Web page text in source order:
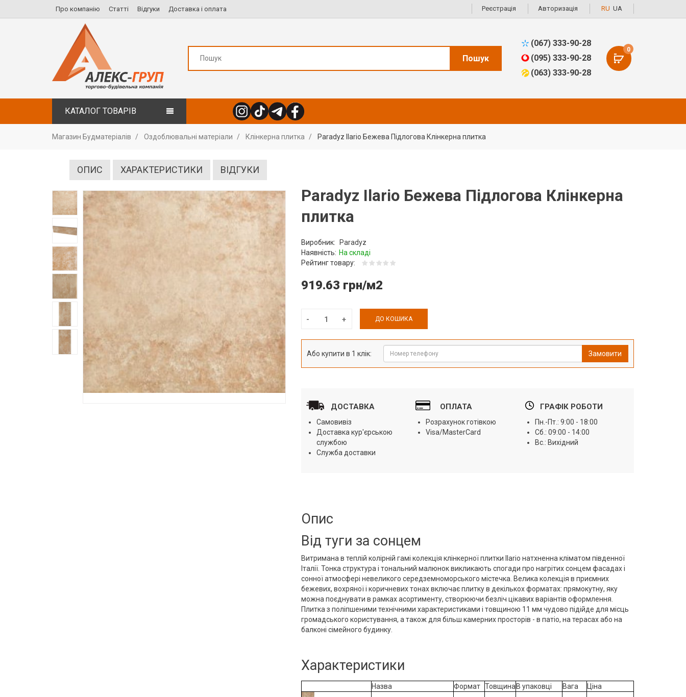
Про компанію Статті Відгуки Доставка і оплата Реєстрація Авторизація RU UA
Пошук
(067) 333-90-28
(095) 333-90-28
(063) 333-90-28
0
КАТАЛОГ ТОВАРІВ
Магазин Будматеріалів Оздоблювальні матеріали Клінкерна плитка Paradyz Ilario Бежева Підлогова Клінкерна плитка
ОПИС ХАРАКТЕРИСТИКИ ВІДГУКИ
Paradyz Ilario Бежева Підлогова Клінкерна
плитка
Виробник:
Paradyz
Наявність: На складі
Рейтинг товару:
919.63 грн/м2
ДО КОШИКА
Або купити в 1 клік: Замовити
ДОСТАВКА
Самовивіз
Доставка кур'єрською
службою
Служба доставки
ОПЛАТА
Розрахунок готівкою
Visa/MasterCard
ГРАФІК РОБОТИ
Пн.-Пт.: 9:00 - 18:00
Сб.: 09:00 - 14:00
Вс.: Вихідний
Опис
Від туги за сонцем
Витримана в теплій колірній гамі колекція клінкерної плитки Ilario натхненна кліматом південної
Італії. Тонка структура і тональний малюнок викликають спогади про нагрітих сонцем фасадах і
сонної атмосфері невеликого середземноморського містечка. Велика колекція в приємних
бежевих, вохряної і коричневих тонах включає плитку в декількох форматах: прямокутну, яку
можна поєднувати в рамках асортименту, створюючи безліч цікавих варіантів оформлення.
Плитка з поліпшеними технічними характеристиками і товщиною 11 мм чудово підійде для місць
громадського користування, а також для більш камерних просторів - в патіо, на терасах або на
балконі сімейного будинку.
Характеристики
Назва Формат Товщина В упаковці Вага
Ціна